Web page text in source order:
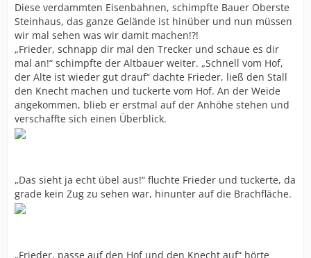
Diese verdammten Eisenbahnen, schimpfte Bauer Oberste
Steinhaus, das ganze Gelände ist hinüber und nun müssen
wir mal sehen was wir damit machen!?!
„Frieder, schnapp dir mal den Trecker und schaue es dir
mal an!“ schimpfte der Altbauer weiter. „Schnell vom Hof,
der Alte ist wieder gut drauf“ dachte Frieder, ließ den Stall
den Knecht machen und tuckerte vom Hof. An der Weide
angekommen, blieb er erstmal auf der Anhöhe stehen und
verschaffte sich einen Überblick.
„Das sieht ja echt übel aus!“ fluchte Frieder und tuckerte, da
grade kein Zug zu sehen war, hinunter auf die Brachfläche.
„Frieder, passe auf den Hof und den Knecht auf“ hörte